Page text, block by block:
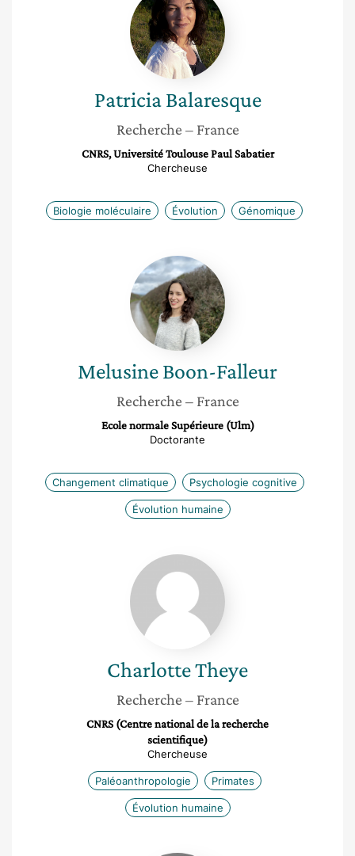
Balaresque
Patricia Balaresque
Recherche – France
CNRS, Université Toulouse Paul Sabatier
Chercheuse
Biologie moléculaire Évolution Génomique
Melusine
Boon-
Falleur
MelusineBoon-Falleur
Recherche – France
Ecole normale Supérieure (Ulm)
Doctorante
Changement climatique Psychologie cognitive
Évolution humaine
Charlotte
Theye
CharlotteTheye
Recherche – France
CNRS (Centre national de la recherche
scientifique)
Chercheuse
Paléoanthropologie Primates
Évolution humaine